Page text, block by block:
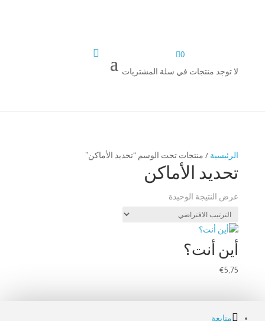
0
لا توجد منتجات في سلة المشتريات

الرئيسية / منتجات تحت الوسم “تحديد الأماكن”
تحديد الأماكن
عرض النتيجة الوحيدة
أين أنت؟
€5,75
متابعة